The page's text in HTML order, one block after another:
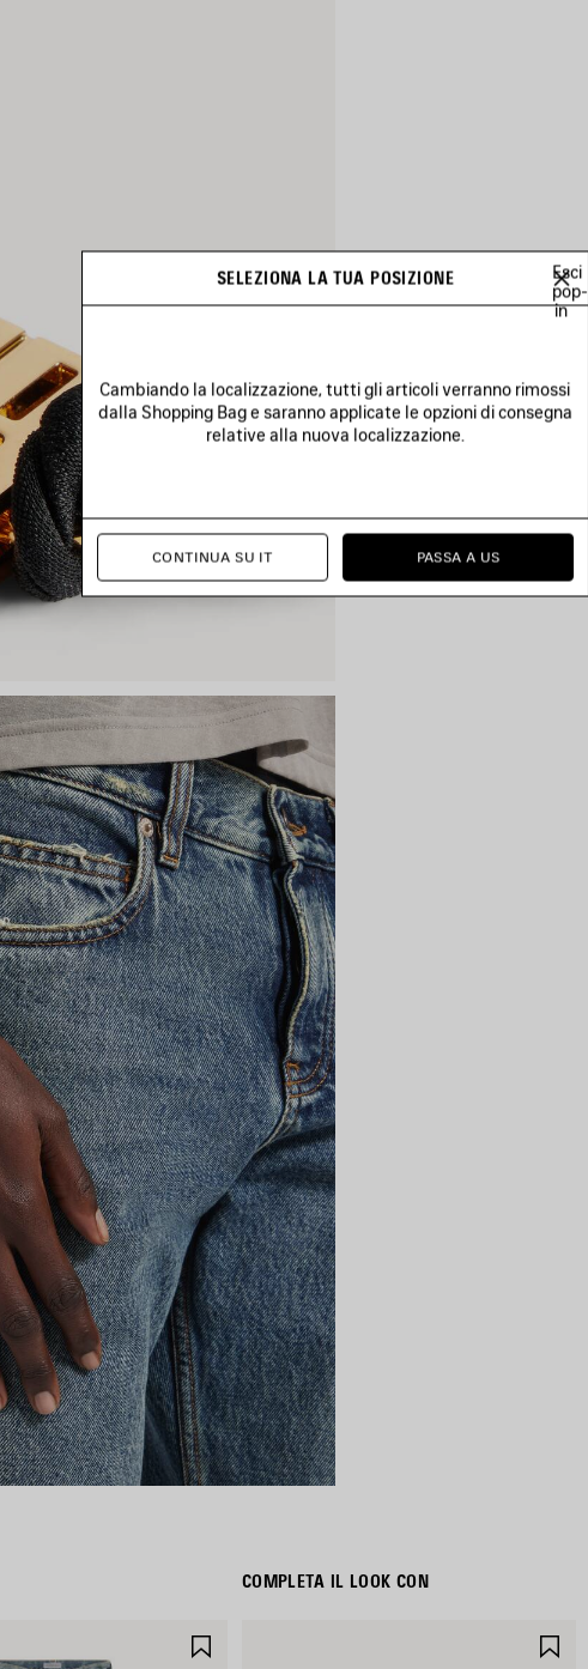
COMPLETA IL LOOK CON
SELEZIONA LA TUA POSIZIONE
Esci
pop-
in
Cambiando la localizzazione, tutti gli articoli verranno rimossi
dalla Shopping Bag e saranno applicate le opzioni di consegna
relative alla nuova localizzazione.
CONTINUA SU IT PASSA A US